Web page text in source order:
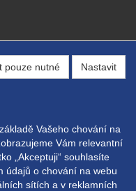
pouze nutné Nastavit
Vašeho chování na
Vám relevantní
„Akceptuji“ souhlasíte
údajů o chování na webu
sítích a v reklamních
ALARM Czech s.r.o.
Powered byABRA E-shop